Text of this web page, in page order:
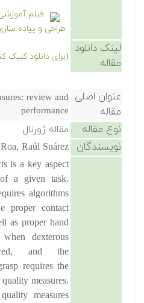
فیلم
طراحی و پیاده
لینک دانلود
مقاله
(برای دانلود کلیک
عنوان اصلی
مقاله
review and
performance
نوع مقاله مقاله ژورنال
نویسندگان Raúl Suárez
is a key aspect
a given task.
algorithms
proper contact
as proper hand
dexterous
and the
requires the
measures.
measures